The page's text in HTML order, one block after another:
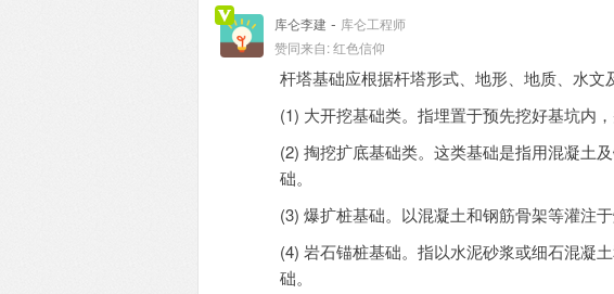
库仑李建 - 库仑工程师
赞同来自:红色信仰
杆塔基础应根据杆塔形式、地形、地质、水文
(1) 大开挖基础类。指埋置于预先挖好基坑内，
(2) 掏挖扩底基础类。这类基础是指用混凝土
础。
(3) 爆扩桩基础。以混凝土和钢筋骨架等灌注
(4) 岩石锚桩基础。指以水泥砂浆或细石混凝
础。